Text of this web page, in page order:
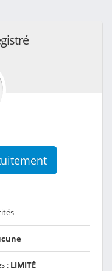
: LIMITÉ